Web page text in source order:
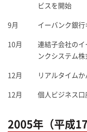
ビスを開始
9月
イーバンク銀
10月
連結子会社の
ンクシステム
12月
リアルタイム
12月
個人ビジネス
2005年（平成17